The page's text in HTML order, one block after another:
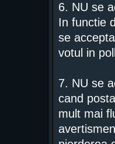
6. NU se
In functie
se
votul in
7. NU se
cand
mult mai